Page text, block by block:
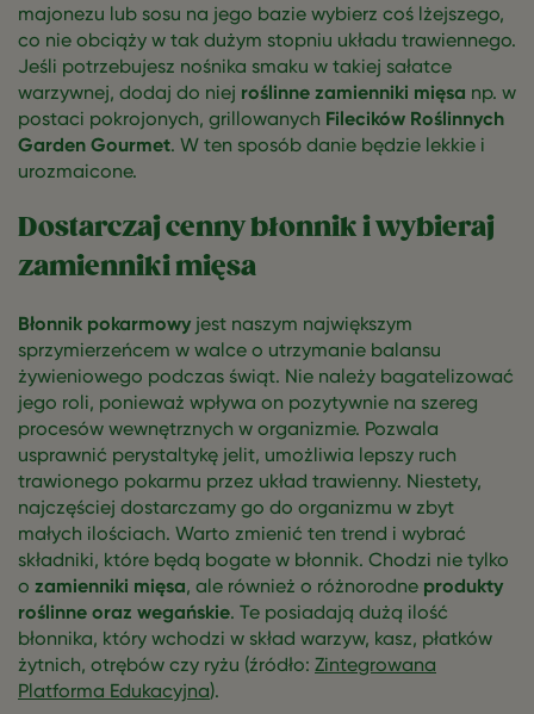
majonezu lub sosu na jego bazie wybierz coś lżejszego,
co nie obciąży w tak dużym stopniu układu trawiennego.
Jeśli potrzebujesz nośnika smaku w takiej sałatce
warzywnej, dodaj do niej roślinne zamienniki mięsa np. w
postaci pokrojonych, grillowanych Filecików Roślinnych
Garden Gourmet. W ten sposób danie będzie lekkie i
urozmaicone.
Dostarczaj cenny błonnik i wybieraj
zamienniki mięsa
Błonnik pokarmowy jest naszym największym
sprzymierzeńcem w walce o utrzymanie balansu
żywieniowego podczas świąt. Nie należy bagatelizować
jego roli, ponieważ wpływa on pozytywnie na szereg
procesów wewnętrznych w organizmie. Pozwala
usprawnić perystaltykę jelit, umożliwia lepszy ruch
trawionego pokarmu przez układ trawienny. Niestety,
najczęściej dostarczamy go do organizmu w zbyt
małych ilościach. Warto zmienić ten trend i wybrać
składniki, które będą bogate w błonnik. Chodzi nie tylko
o zamienniki mięsa, ale również o różnorodne produkty
roślinne oraz wegańskie. Te posiadają dużą ilość
błonnika, który wchodzi w skład warzyw, kasz, płatków
żytnich, otrębów czy ryżu (źródło: Zintegrowana
Platforma Edukacyjna).